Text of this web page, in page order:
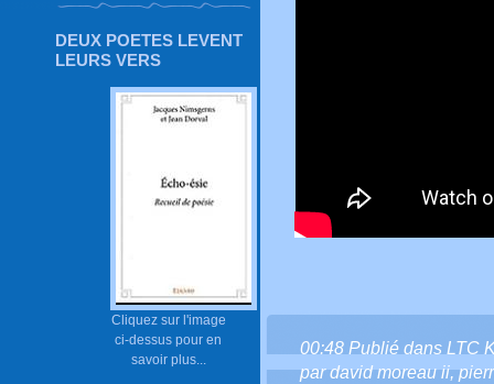
DEUX POETES LEVENT
LEURS VERS
Cliquez sur l'image
ci-dessus pour en
savoir plus...
00:48 Publié dans LTC
par david moreau ii,